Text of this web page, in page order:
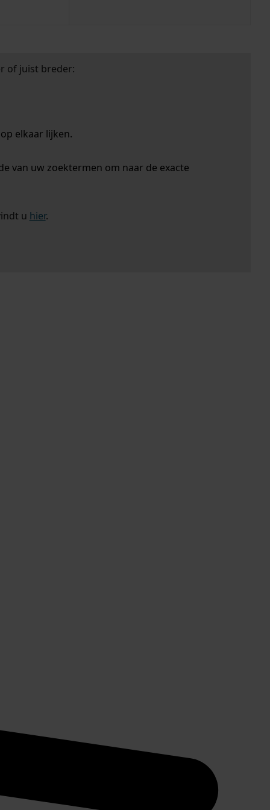
of juist breder:
elkaar lijken.
van uw zoektermen om naar de exacte
u hier.